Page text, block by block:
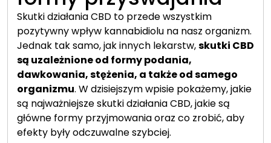
Skutki działania CBD to przede wszystkim
pozytywny wpływ kannabidiolu na nasz organizm.
Jednak tak samo, jak innych lekarstw,skutki CBD
są uzależnione od formy podania,
dawkowania, stężenia, a także od samego
organizmu. W dzisiejszym wpisie pokażemy, jakie
są najważniejsze skutki działania CBD, jakie są
główne formy przyjmowania oraz co zrobić, aby
efekty były odczuwalne szybciej.